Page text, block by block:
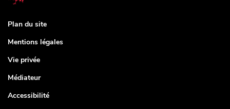
Plan du site
Mentions légales
Vie privée
Médiateur
Accessibilité